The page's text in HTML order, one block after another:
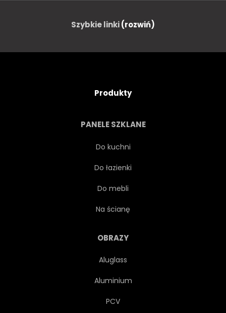
SPORT UPAŁ
CZERWONY ILUSTRACJA
KSZTAŁT
WYPOCZYNEK
ROZJARZONY
STRESZCZENIE
Szybkie linki(rozwiń)
Produkty
PANELE SZKLANE
Do kuchni
Do łazienki
Do mebli
Na ścianę
OBRAZY
Aluglass
Aluminium
PCV